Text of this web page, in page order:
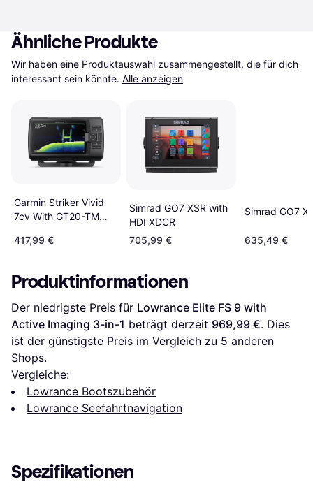
Ähnliche Produkte
Wir haben eine Produktauswahl zusammengestellt, die für dich
interessant sein könnte. Alle anzeigen
Garmin Striker Vivid
7cv With GT20-TM
417,99 €
Simrad GO7 XSR with
HDI XDCR
705,99 €
Simrad GO7
635,49 €
Produktinformationen
Der niedrigste Preis für Lowrance Elite FS 9 with
Active Imaging 3-in-1 beträgt derzeit 969,99 €. Dies
ist der günstigste Preis im Vergleich zu 5 anderen
Shops.
Vergleiche:
Lowrance Bootszubehör
Lowrance Seefahrtnavigation
Spezifikationen